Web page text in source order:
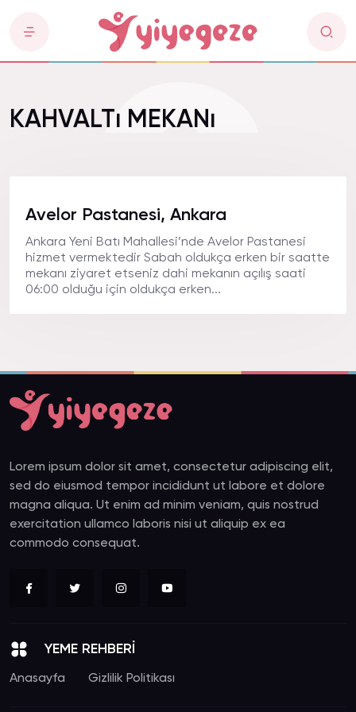
KAHVALTı MEKANı
Avelor Pastanesi, Ankara
Ankara Yeni Batı Mahallesi’nde Avelor Pastanesi
hizmet vermektedir Sabah oldukça erken bir saatte
mekanı ziyaret etseniz dahi mekanın açılış saati
06:00 olduğu için oldukça erken...
Lorem ipsum dolor sit amet, consectetur adipiscing elit,
sed do eiusmod tempor incididunt ut labore et dolore
magna aliqua. Ut enim ad minim veniam, quis nostrud
exercitation ullamco laboris nisi ut aliquip ex ea
commodo consequat.
YEME REHBERİ
Anasayfa Gizlilik Politikası